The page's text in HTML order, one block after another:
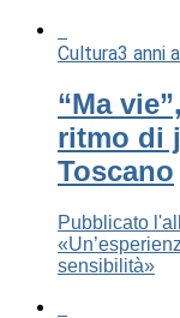
Cultura3 anni
“Ma
ritmo di
Toscano
Pubblicato
sensibilità»